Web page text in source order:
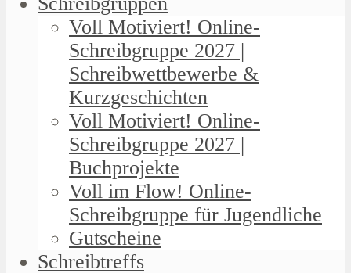
Voll Motiviert! Online-
Schreibgruppe 2027 |
Schreibwettbewerbe &
Kurzgeschichten
Voll Motiviert! Online-
Schreibgruppe 2027 |
Buchprojekte
Voll im Flow! Online-
Schreibgruppe für Jugendliche
Gutscheine
Schreibtreffs